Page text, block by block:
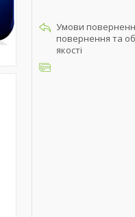
повернення та
якості